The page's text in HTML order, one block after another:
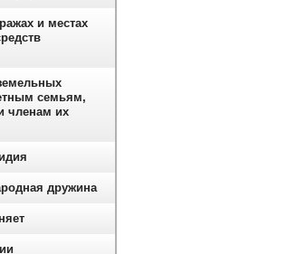
и местах
семьям,
членам их
дружина